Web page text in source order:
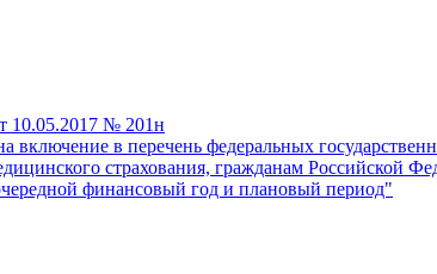
10.05.2017 № 201н
включение в перечень федеральных
страхования, гражданам Российской
финансовый год и плановый период"